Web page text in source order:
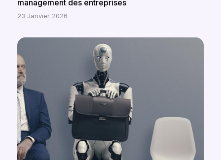
management des entreprises
23 Janvier 2026